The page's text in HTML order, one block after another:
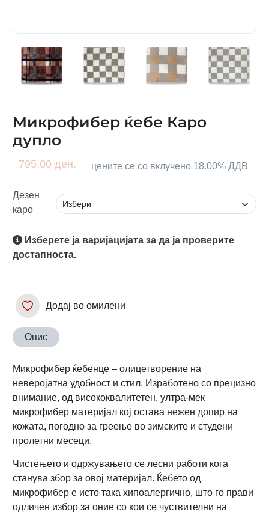
Микрофибер ќебе Каро
дупло
795.00 ден. цените се со вклучено 18.00% ДДВ
Дезен
каро
Изберете ја варијацијата за да ја проверите
достапноста.
Додај во омилени
Опис
Mикрофибер ќебенце – олицетворение на
неверојатна удобност и стил. Изработено со прецизно
внимание, од висококвалитетен, ултра-мек
микрофибер материјал кој остава нежен допир на
кожата, погодно за греење во зимските и студени
пролетни месеци.
Чистењето и одржувањето се лесни работи кога
станува збор за овој материјал. Ќебето од
микрофибер е исто така хипоалергично, што го прави
одличен избор за оние со кои се чуствителни на